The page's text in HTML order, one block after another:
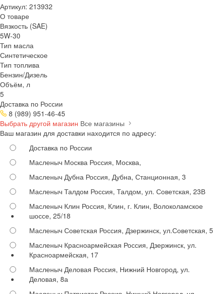
Артикул: 213932
О товаре
Вязкость (SAE)
5W-30
Тип масла
Синтетическое
Тип топлива
Бензин/Дизель
Объём, л
5
Доставка по России
8 (989) 951-46-45
Выбрать другой магазин Все магазины
Ваш магазин для доставки находится по адресу:
Доставка по России
Масленыч Москва Россия, Москва,
Масленыч Дубна Россия, Дубна, Станционная, 3
Масленыч Талдом Россия, Талдом, ул. Советская, 23В
Масленыч Клин Россия, Клин, г. Клин, Волоколамское
шоссе, 25/18
Масленыч Советская Россия, Дзержинск, ул.Советская, 5
Масленыч Красноармейская Россия, Дзержинск, ул.
Красноармейская, 17
Масленыч Деловая Россия, Нижний Новгород, ул.
Деловая, 8а